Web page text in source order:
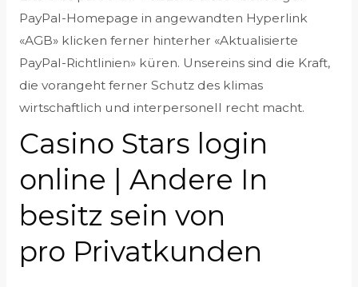
PayPal-Homepage in angewandten Hyperlink
«AGB» klicken ferner hinterher «Aktualisierte
PayPal-Richtlinien» küren. Unsereins sind die Kraft,
die vorangeht ferner Schutz des klimas
wirtschaftlich und interpersonell recht macht.
Casino Stars login
online | Andere In
besitz sein von
pro Privatkunden